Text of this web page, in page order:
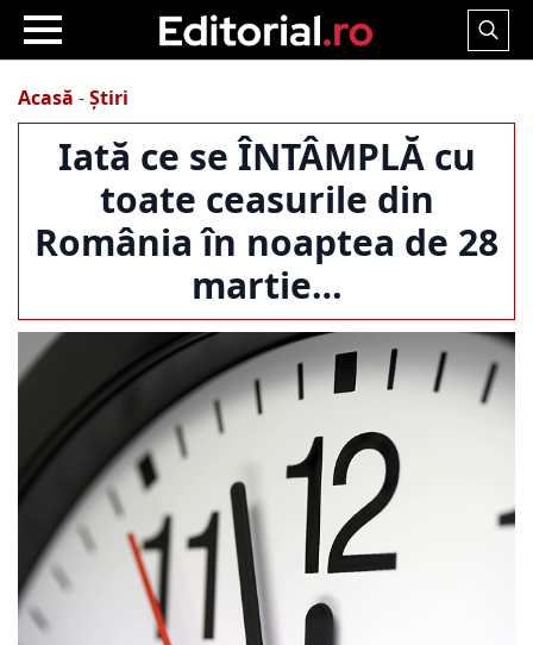
Search
Acasă -Știri
Iată ce se ÎNTÂMPLĂ cu
toate ceasurile din
România în noaptea de 28
martie…